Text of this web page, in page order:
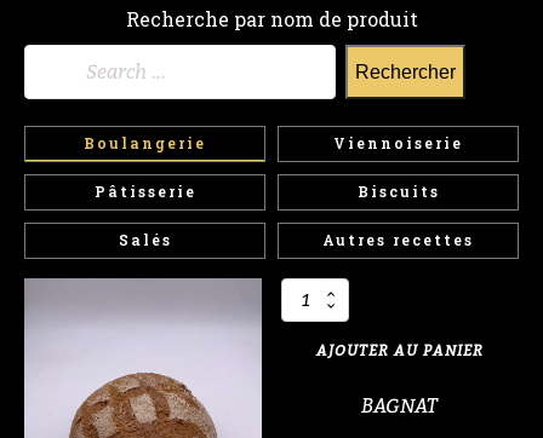
Recherche par nom de produit
Rechercher :
Boulangerie Viennoiserie
Pâtisserie Biscuits
Salés Autres recettes
quantité
de
BAGNATAJOUTER AU PANIER
BAGNAT